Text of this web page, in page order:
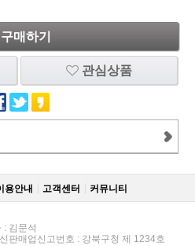
구매하기
관심상품
용안내 고객센터 커뮤니티
: 김문석
판매업신고번호 : 강북구청 제 1234호